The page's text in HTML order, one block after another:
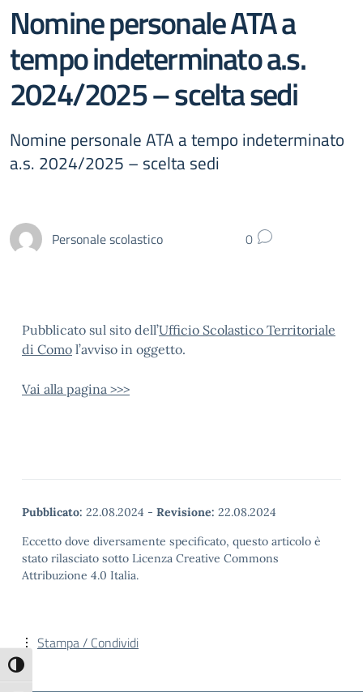
Attiva/disattiva alto contrasto
Nomine personale ATA a
tempo indeterminato a.s.
2024/2025 – scelta sedi
Nomine personale ATA a tempo indeterminato
a.s. 2024/2025 – scelta sedi
Personale scolastico 0
Pubblicato sul sito dell’Ufficio Scolastico Territoriale
di Como l’avviso in oggetto.
Vai alla pagina >>>
Pubblicato: 22.08.2024 - Revisione: 22.08.2024
Eccetto dove diversamente specificato, questo articolo è
stato rilasciato sotto Licenza Creative Commons
Attribuzione 4.0 Italia.
Stampa / Condividi